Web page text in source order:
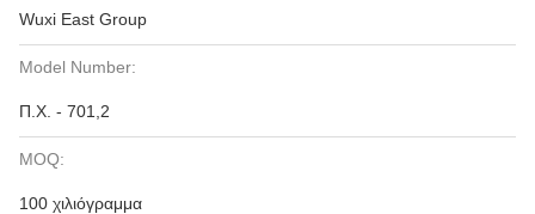
Wuxi East Group
Model Number:
Π.Χ. - 701,2
MOQ:
100 χιλιόγραμμα